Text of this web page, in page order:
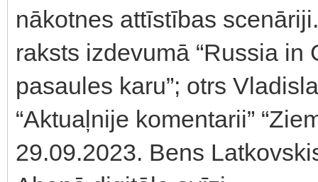
nākotnes attīstības
raksts izdevumā “Russia in
pasaules karu”; otrs
“Aktuaļnije komentarii”
29.09.2023. Bens